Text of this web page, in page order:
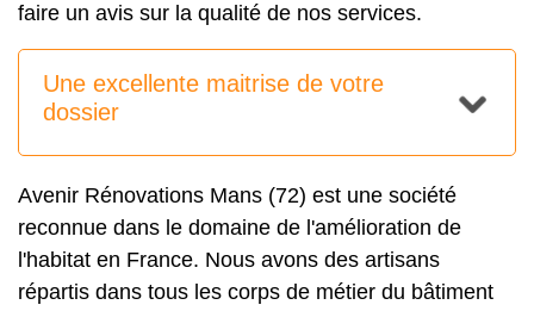
faire un avis sur la qualité de nos services.
Une excellente maitrise de votre
dossier
Avenir Rénovations Mans (72) est une société
reconnue dans le domaine de l'amélioration de
l'habitat en France. Nous avons des artisans
répartis dans tous les corps de métier du bâtiment